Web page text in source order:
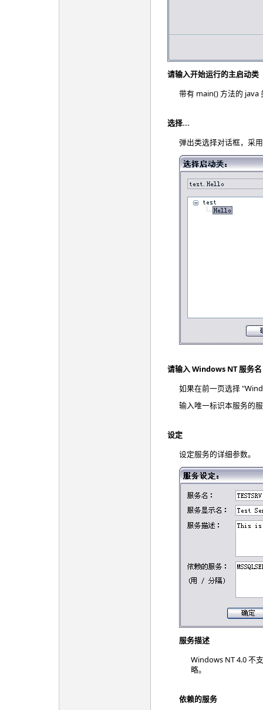
请输入开始运行的主启动类
带有 main() 方法的 java
选择...
弹出类选择对话框，采
请输入 Windows NT 服务名
如果在前一页选择
输入唯一标识本服务的
设定
设定服务的详细参数。
服务描述
Windows NT 4.0 不
略。
依赖的服务